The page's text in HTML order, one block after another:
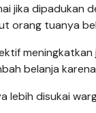
jika dipadukan
orang tuanya
meningkatkan
belanja
lebih disukai